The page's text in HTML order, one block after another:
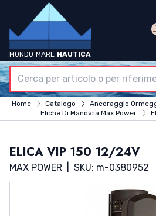
MONDO MARE NAUTICA
Accedi
Home
Azienda
Catalogo
Contatti
Home Catalogo Ancoraggio
Eliche Di Manovra Max Power
ELICA VIP 150 12/24V
MAX POWER SKU: m-0380952